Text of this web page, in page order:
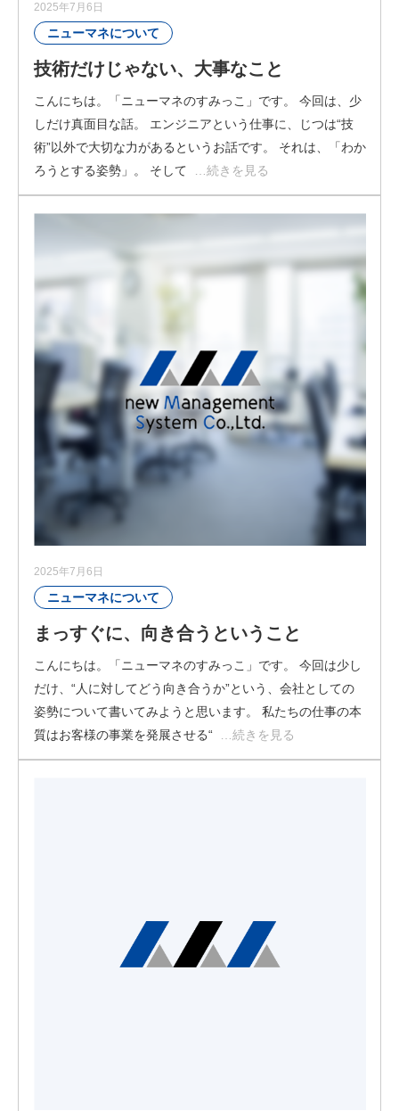
2025年7月6日
ニューマネについて
技術だけじゃない、大事なこと
こんにちは。「ニューマネのすみっこ」です。 今回は、少
しだけ真面目な話。 エンジニアという仕事に、じつは“技
術”以外で大切な力があるというお話です。 それは、「わか
ろうとする姿勢」。 そして
…続きを見る
2025年7月6日
ニューマネについて
まっすぐに、向き合うということ
こんにちは。「ニューマネのすみっこ」です。 今回は少し
だけ、“人に対してどう向き合うか”という、会社としての
姿勢について書いてみようと思います。 私たちの仕事の本
質はお客様の事業を発展させる“
…続きを見る